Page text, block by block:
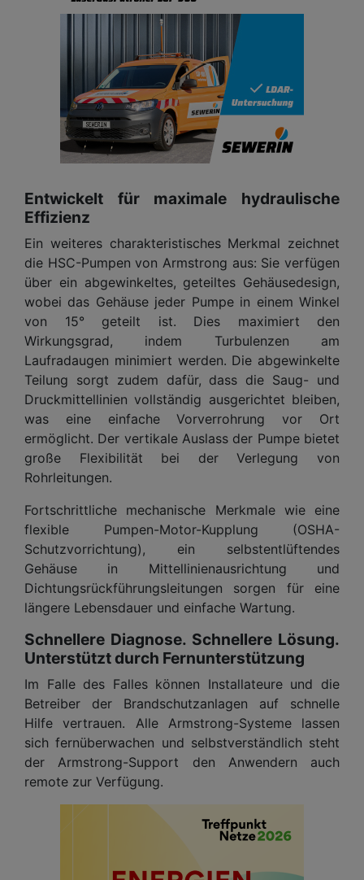
Entwickelt für maximale hydraulische
Effizienz
Ein weiteres charakteristisches Merkmal zeichnet
die HSC-Pumpen von Armstrong aus: Sie verfügen
über ein abgewinkeltes, geteiltes Gehäusedesign,
wobei das Gehäuse jeder Pumpe in einem Winkel
von 15° geteilt ist. Dies maximiert den
Wirkungsgrad, indem Turbulenzen am
Laufradaugen minimiert werden. Die abgewinkelte
Teilung sorgt zudem dafür, dass die Saug- und
Druckmittellinien vollständig ausgerichtet bleiben,
was eine einfache Vorverrohrung vor Ort
ermöglicht. Der vertikale Auslass der Pumpe bietet
große Flexibilität bei der Verlegung von
Rohrleitungen.
Fortschrittliche mechanische Merkmale wie eine
flexible Pumpen-Motor-Kupplung (OSHA-
Schutzvorrichtung), ein selbstentlüftendes
Gehäuse in Mittellinienausrichtung und
Dichtungsrückführungsleitungen sorgen für eine
längere Lebensdauer und einfache Wartung.
Schnellere Diagnose. Schnellere Lösung.
Unterstützt durch Fernunterstützung
Im Falle des Falles können Installateure und die
Betreiber der Brandschutzanlagen auf schnelle
Hilfe vertrauen. Alle Armstrong-Systeme lassen
sich fernüberwachen und selbstverständlich steht
der Armstrong-Support den Anwendern auch
remote zur Verfügung.